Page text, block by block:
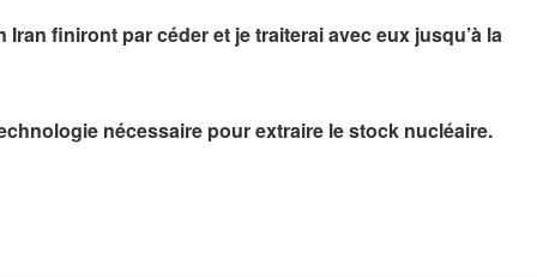
finiront par céder et je traiterai avec eux jusqu’à la
nécessaire pour extraire le stock nucléaire.